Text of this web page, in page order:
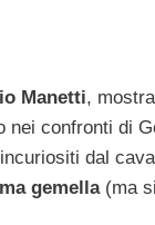
Manetti,
confronti di
dal
gemella (ma